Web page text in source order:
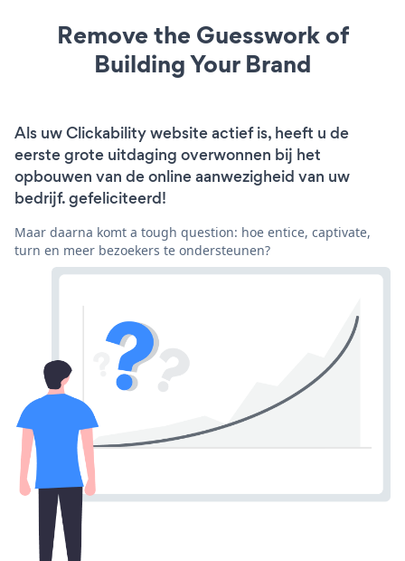
Remove the Guesswork of
Building Your Brand
Als uw Clickability website actief is, heeft u de
eerste grote uitdaging overwonnen bij het
opbouwen van de online aanwezigheid van uw
bedrijf. gefeliciteerd!
Maar daarna komt a tough question: hoe entice, captivate,
turn en meer bezoekers te ondersteunen?